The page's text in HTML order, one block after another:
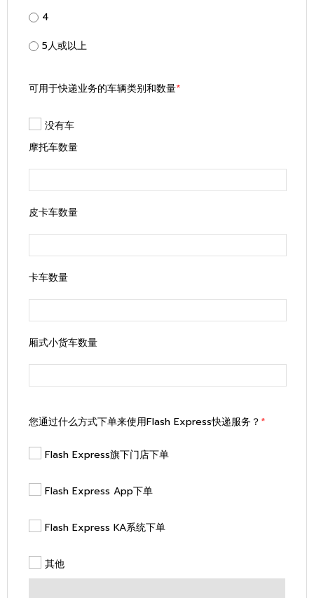
4
5人或以上
可用于快递业务的车辆类别和数量*
没有车
摩托车数量
皮卡车数量
卡车数量
厢式小货车数量
您通过什么方式下单来使用Flash Express快递服务？*
Flash Express旗下门店下单
Flash Express App下单
Flash Express KA系统下单
其他